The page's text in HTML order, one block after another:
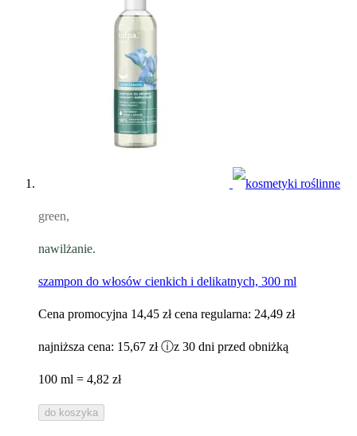
green,
nawilżanie.
szampon do włosów cienkich i delikatnych, 300 ml
Cena promocyjna 14,45 zł cena regularna: 24,49 zł
najniższa cena: 15,67 zł ⓘz 30 dni przed obniżką
100 ml = 4,82 zł
do koszyka